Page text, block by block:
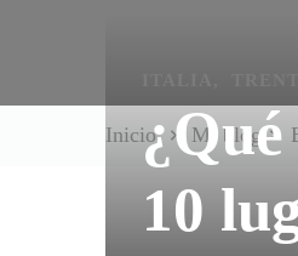
Inicio Mi blog
10